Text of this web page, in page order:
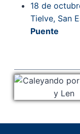
18 de
Tielve, San
Puente